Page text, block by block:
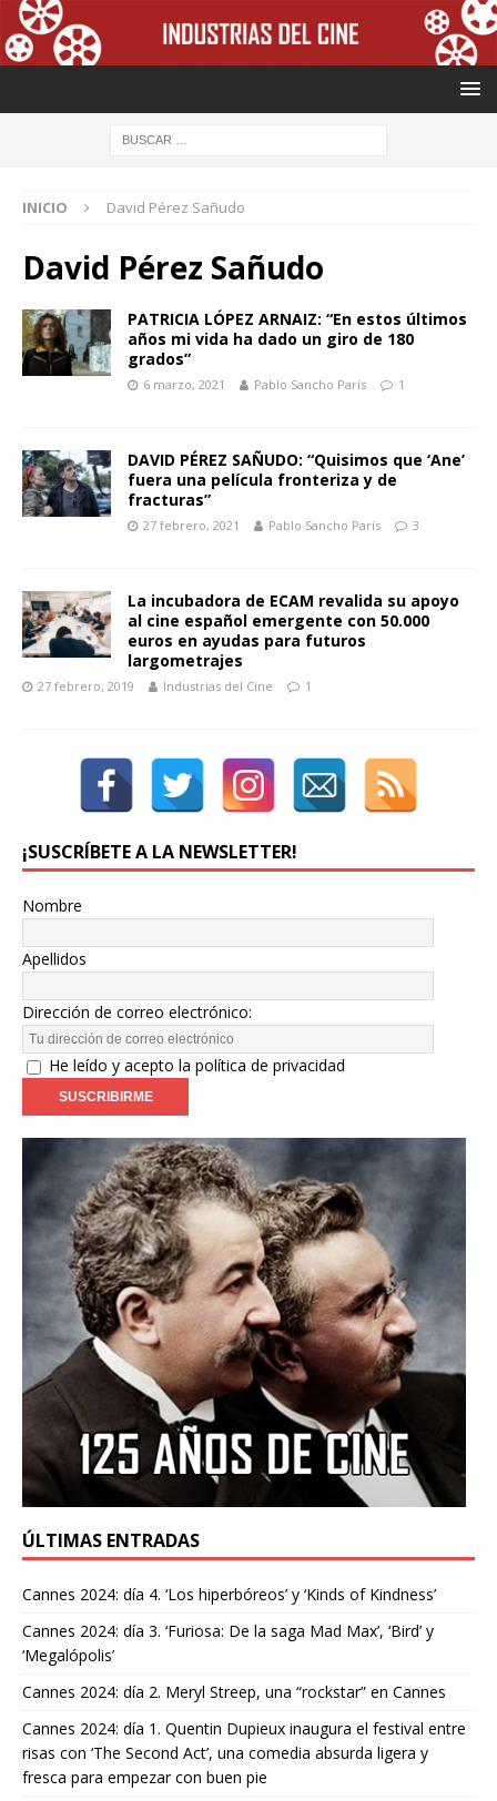
INICIO David Pérez Sañudo
David Pérez Sañudo
PATRICIA LÓPEZ ARNAIZ: “En estos últimos
años mi vida ha dado un giro de 180
grados”
6 marzo, 2021 Pablo Sancho París 1
DAVID PÉREZ SAÑUDO: “Quisimos que ‘Ane’
fuera una película fronteriza y de
fracturas”
27 febrero, 2021 Pablo Sancho París 3
La incubadora de ECAM revalida su apoyo
al cine español emergente con 50.000
euros en ayudas para futuros
largometrajes
27 febrero, 2019 Industrias del Cine 1
¡SUSCRÍBETE A LA NEWSLETTER!
Nombre
Apellidos
Dirección de correo electrónico:
He leído y acepto la política de privacidad
ÚLTIMAS ENTRADAS
Cannes 2024: día 4. ‘Los hiperbóreos’ y ‘Kinds of Kindness’
Cannes 2024: día 3. ‘Furiosa: De la saga Mad Max’, ‘Bird’ y
‘Megalópolis’
Cannes 2024: día 2. Meryl Streep, una “rockstar” en Cannes
Cannes 2024: día 1. Quentin Dupieux inaugura el festival entre
risas con ‘The Second Act’, una comedia absurda ligera y
fresca para empezar con buen pie